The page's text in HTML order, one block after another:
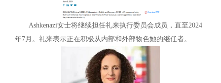
Ashkenazi女士将继续担任礼来执行委员会成员，直至2024
年7月。礼来表示正在积极从内部和外部物色她的继任者。